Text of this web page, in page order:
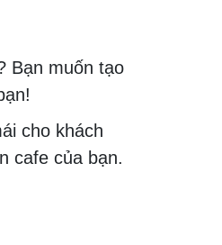
Bạn muốn tạo
cho khách
cafe của bạn.